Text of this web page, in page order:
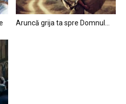
Aruncă grija ta spre Domnul…